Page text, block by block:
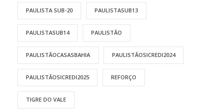
PAULISTA SUB-20 PAULISTASUB13
PAULISTASUB14 PAULISTÃO
PAULISTÃOCASASBAHIA PAULISTÃOSICREDI2024
PAULISTÃOSICREDI2025 REFORÇO
TIGRE DO VALE